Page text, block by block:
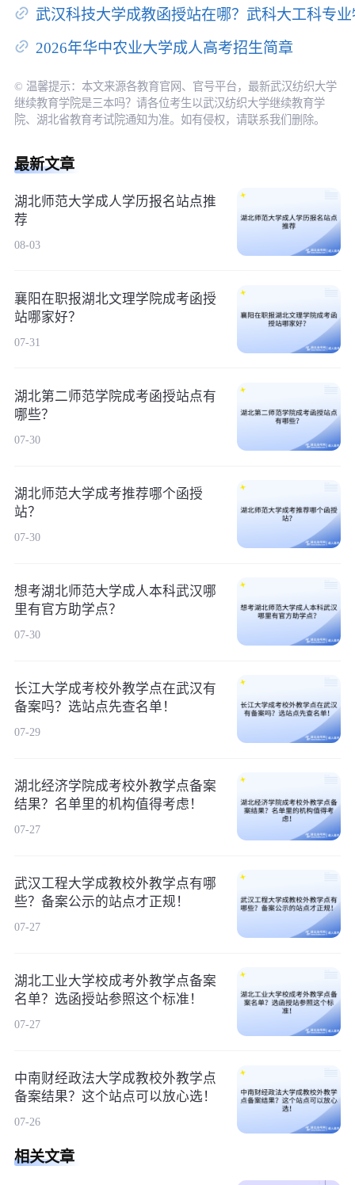
武汉科技大学成教函授站在哪？武科大工科专
2026年华中农业大学成人高考招生简章
© 温馨提示：本文来源各教育官网、官号平台，最新武汉纺织大学
继续教育学院是三本吗？请各位考生以武汉纺织大学继续教育学
院、湖北省教育考试院通知为准。如有侵权，请联系我们删除。
最新文章
湖北师范大学成人学历报名站点推
荐
08-03
襄阳在职报湖北文理学院成考函授
站哪家好？
07-31
湖北第二师范学院成考函授站点有
哪些？
07-30
湖北师范大学成考推荐哪个函授
站？
07-30
想考湖北师范大学成人本科武汉哪
里有官方助学点？
07-30
长江大学成考校外教学点在武汉有
备案吗？选站点先查名单！
07-29
湖北经济学院成考校外教学点备案
结果？名单里的机构值得考虑！
07-27
武汉工程大学成教校外教学点有哪
些？备案公示的站点才正规！
07-27
湖北工业大学校成考外教学点备案
名单？选函授站参照这个标准！
07-27
中南财经政法大学成教校外教学点
备案结果？这个站点可以放心选！
07-26
相关文章